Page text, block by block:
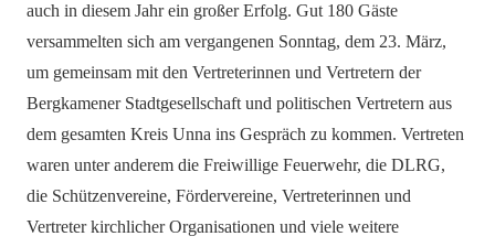
auch in diesem Jahr ein großer Erfolg. Gut 180 Gäste
versammelten sich am vergangenen Sonntag, dem 23. März,
um gemeinsam mit den Vertreterinnen und Vertretern der
Bergkamener Stadtgesellschaft und politischen Vertretern aus
dem gesamten Kreis Unna ins Gespräch zu kommen. Vertreten
waren unter anderem die Freiwillige Feuerwehr, die DLRG,
die Schützenvereine, Fördervereine, Vertreterinnen und
Vertreter kirchlicher Organisationen und viele weitere